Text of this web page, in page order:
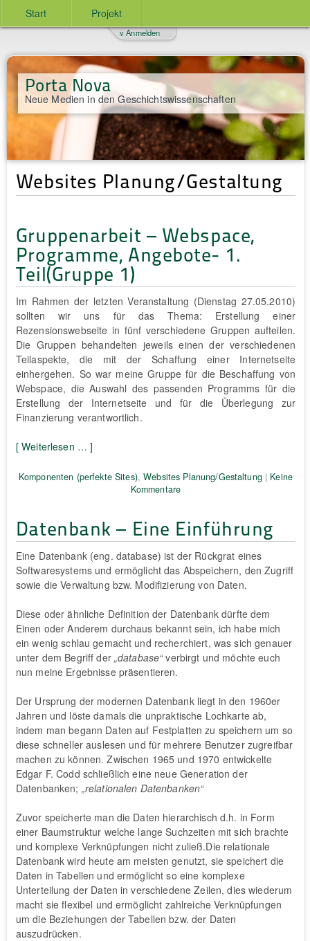
Start Projekt
Porta Nova
Neue Medien in den Geschichtswissenschaften
v Anmelden
Websites Planung/Gestaltung
Gruppenarbeit – Webspace,
Programme, Angebote- 1.
Teil(Gruppe 1)
Im Rahmen der letzten Veranstaltung (Dienstag 27.05.2010)
sollten wir uns für das Thema: Erstellung einer
Rezensionswebseite in fünf verschiedene Gruppen aufteilen.
Die Gruppen behandelten jeweils einen der verschiedenen
Teilaspekte, die mit der Schaffung einer Internetseite
einhergehen. So war meine Gruppe für die Beschaffung von
Webspace, die Auswahl des passenden Programms für die
Erstellung der Internetseite und für die Überlegung zur
Finanzierung verantwortlich.
[ Weiterlesen … ]
Komponenten (perfekte Sites),Websites Planung/Gestaltung| Keine
Kommentare
Datenbank – Eine Einführung
Eine Datenbank (eng. database) ist der Rückgrat eines
Softwaresystems und ermöglicht das Abspeichern, den Zugriff
sowie die Verwaltung bzw. Modifizierung von Daten.
Diese oder ähnliche Definition der Datenbank dürfte dem
Einen oder Anderem durchaus bekannt sein, ich habe mich
ein wenig schlau gemacht und recherchiert, was sich genauer
unter dem Begriff der „database“verbirgt und möchte euch
nun meine Ergebnisse präsentieren.
Der Ursprung der modernen Datenbank liegt in den 1960er
Jahren und löste damals die unpraktische Lochkarte ab,
indem man begann Daten auf Festplatten zu speichern um so
diese schneller auslesen und für mehrere Benutzer zugreifbar
machen zu können. Zwischen 1965 und 1970 entwickelte
Edgar F. Codd schließlich eine neue Generation der
Datenbanken; „relationalen Datenbanken“
Zuvor speicherte man die Daten hierarchisch d.h. in Form
einer Baumstruktur welche lange Suchzeiten mit sich brachte
und komplexe Verknüpfungen nicht zuließ.Die relationale
Datenbank wird heute am meisten genutzt, sie speichert die
Daten in Tabellen und ermöglicht so eine komplexe
Unterteilung der Daten in verschiedene Zeilen, dies wiederum
macht sie flexibel und ermöglicht zahlreiche Verknüpfungen
um die Beziehungen der Tabellen bzw. der Daten
auszudrücken.